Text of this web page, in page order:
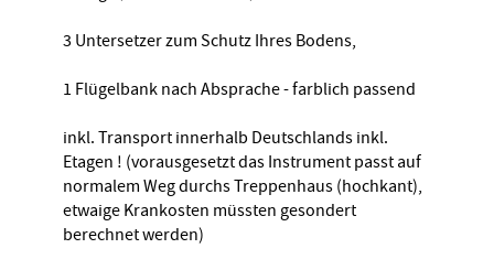
3 Untersetzer zum Schutz Ihres Bodens,
1 Flügelbank nach Absprache - farblich passend
inkl. Transport innerhalb Deutschlands inkl.
Etagen ! (vorausgesetzt das Instrument passt auf
normalem Weg durchs Treppenhaus (hochkant),
etwaige Krankosten müssten gesondert
berechnet werden)